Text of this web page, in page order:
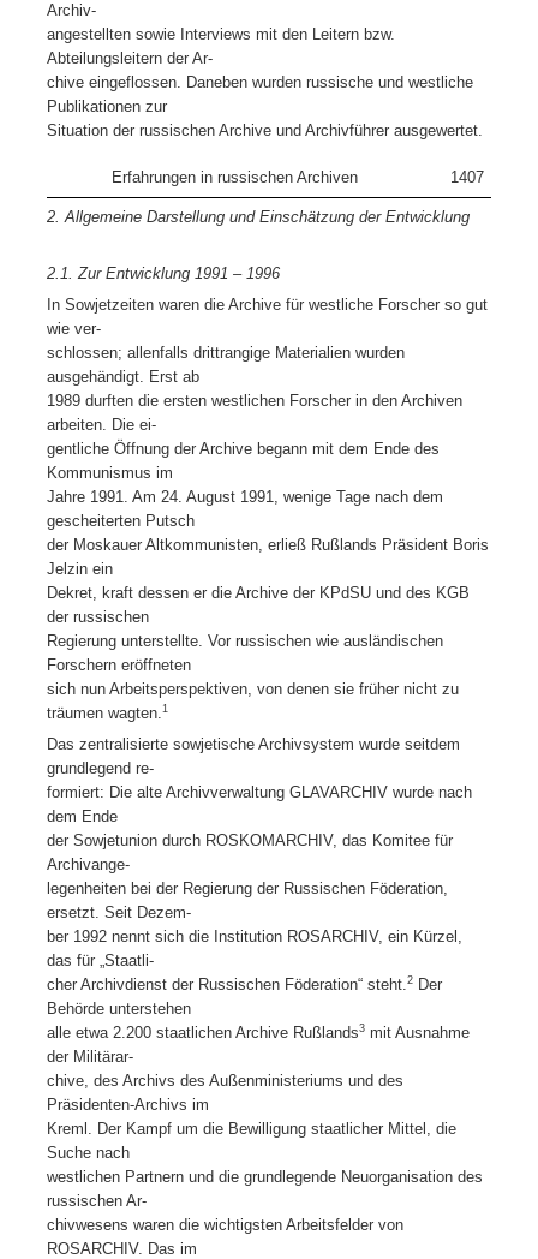
Archiv-
angestellten sowie Interviews mit den Leitern bzw.
Abteilungsleitern der Ar-
chive eingeflossen. Daneben wurden russische und westliche
Publikationen zur
Situation der russischen Archive und Archivführer ausgewertet.
1407
Erfahrungen in russischen Archiven
2. Allgemeine Darstellung und Einschätzung der Entwicklung
2.1. Zur Entwicklung 1991 – 1996
In Sowjetzeiten waren die Archive für westliche Forscher so gut
wie ver-
schlossen; allenfalls drittrangige Materialien wurden
ausgehändigt. Erst ab
1989 durften die ersten westlichen Forscher in den Archiven
arbeiten. Die ei-
gentliche Öffnung der Archive begann mit dem Ende des
Kommunismus im
Jahre 1991. Am 24. August 1991, wenige Tage nach dem
gescheiterten Putsch
der Moskauer Altkommunisten, erließ Rußlands Präsident Boris
Jelzin ein
Dekret, kraft dessen er die Archive der KPdSU und des KGB
der russischen
Regierung unterstellte. Vor russischen wie ausländischen
Forschern eröffneten
sich nun Arbeitsperspektiven, von denen sie früher nicht zu
träumen wagten. 1
Das zentralisierte sowjetische Archivsystem wurde seitdem
grundlegend re-
formiert: Die alte Archivverwaltung GLAVARCHIV wurde nach
dem Ende
der Sowjetunion durch ROSKOMARCHIV, das Komitee für
Archivange-
legenheiten bei der Regierung der Russischen Föderation,
ersetzt. Seit Dezem-
ber 1992 nennt sich die Institution ROSARCHIV, ein Kürzel,
das für „Staatli-
cher Archivdienst der Russischen Föderation“ steht.2Der
Behörde unterstehen
alle etwa 2.200 staatlichen Archive Rußlands3mit Ausnahme
der Militärar-
chive, des Archivs des Außenministeriums und des
Präsidenten-Archivs im
Kreml. Der Kampf um die Bewilligung staatlicher Mittel, die
Suche nach
westlichen Partnern und die grundlegende Neuorganisation des
russischen Ar-
chivwesens waren die wichtigsten Arbeitsfelder von
ROSARCHIV. Das im